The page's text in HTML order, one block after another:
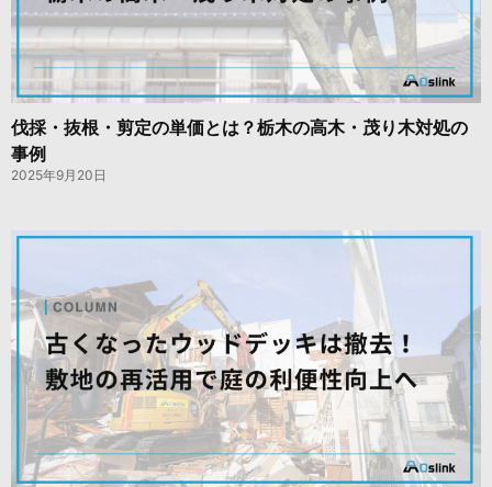
伐採・抜根・剪定の単価とは？栃木の高木・茂り木対処の
事例
2025年9月20日